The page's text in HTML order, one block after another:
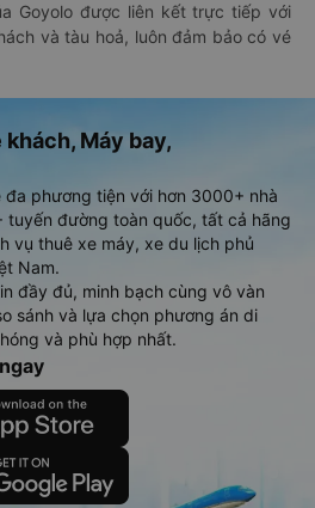
Goyolo được liên kết trực tiếp với
và tàu hoả, luôn đảm bảo có vé
Máy bay,
phương tiện với hơn 3000+ nhà
đường toàn quốc, tất cả hãng
vụ thuê xe máy, xe du lịch phủ
Nam.
đầy đủ, minh bạch cùng vô vàn
sánh và lựa chọn phương án di
và phù hợp nhất.